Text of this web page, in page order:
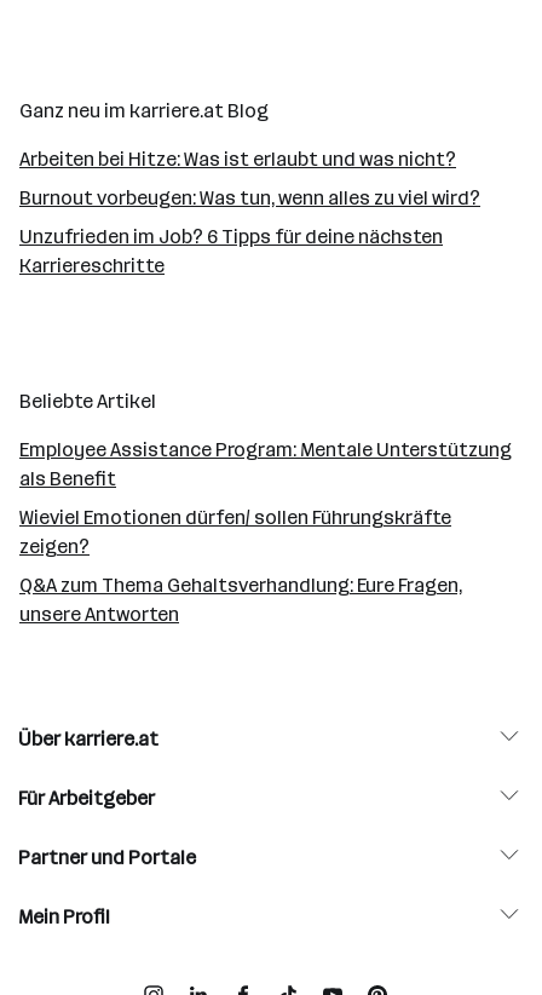
Ganz neu im karriere.at Blog
Arbeiten bei Hitze: Was ist erlaubt und was nicht?
Burnout vorbeugen: Was tun, wenn alles zu viel wird?
Unzufrieden im Job? 6 Tipps für deine nächsten
Karriereschritte
Beliebte Artikel
Employee Assistance Program: Mentale Unterstützung
als Benefit
Wieviel Emotionen dürfen/ sollen Führungskräfte
zeigen?
Q&A zum Thema Gehaltsverhandlung: Eure Fragen,
unsere Antworten
Über karriere.at
Für Arbeitgeber
Partner und Portale
Mein Profil